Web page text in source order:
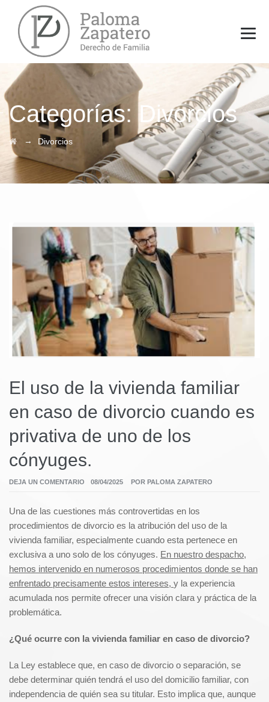
Categorías: Divorcios
→ Divorcios
El uso de la vivienda familiar
en caso de divorcio cuando es
privativa de uno de los
cónyuges.
DEJA UN COMENTARIO 08/04/2025 POR PALOMA ZAPATERO
Una de las cuestiones más controvertidas en los
procedimientos de divorcio es la atribución del uso de la
vivienda familiar, especialmente cuando esta pertenece en
exclusiva a uno solo de los cónyuges. En nuestro despacho,
hemos intervenido en numerosos procedimientos donde se han
enfrentado precisamente estos intereses, y la experiencia
acumulada nos permite ofrecer una visión clara y práctica de la
problemática.
¿Qué ocurre con la vivienda familiar en caso de divorcio?
La Ley establece que, en caso de divorcio o separación, se
debe determinar quién tendrá el uso del domicilio familiar, con
independencia de quién sea su titular. Esto implica que, aunque